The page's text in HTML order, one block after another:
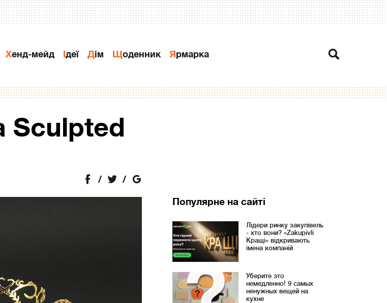
Хенд-мейд Ідеї Дiм Щоденник Ярмарка
Sculpted
Популярне на сайті
Лідери ринку закупівель
- хто вони? «Zakupivli
Кращі» відкривають
імена компаній
Уберите это
немедленно! 9 самых
ненужных вещей на
кухне